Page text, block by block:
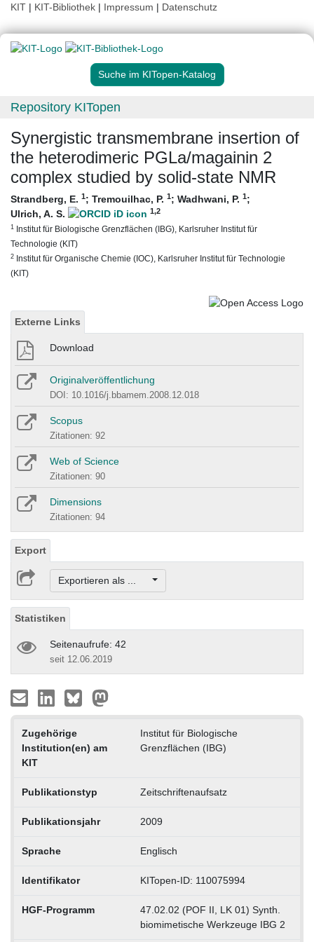
KIT | KIT-Bibliothek | Impressum | Datenschutz
Suche im KITopen-Katalog
Repository KITopen
Synergistic transmembrane insertion of
the heterodimeric PGLa/magainin 2
complex studied by solid-state NMR
Strandberg, E. 1; Tremouilhac, P. 1; Wadhwani, P. 1;
Ulrich, A. S.
1,2
1 Institut für Biologische Grenzflächen (IBG), Karlsruher Institut für
Technologie (KIT)
2 Institut für Organische Chemie (IOC), Karlsruher Institut für Technologie
(KIT)
Externe Links
Download
Originalveröffentlichung
DOI: 10.1016/j.bbamem.2008.12.018
Scopus
Zitationen: 92
Web of Science
Zitationen: 90
Dimensions
Zitationen: 94
Export
Exportieren als ...
Statistiken
Seitenaufrufe: 42
seit 12.06.2019
Zugehörige
Institution(en) am
KIT
Institut für Biologische
Grenzflächen (IBG)
Publikationstyp Zeitschriftenaufsatz
Publikationsjahr 2009
Sprache Englisch
Identifikator KITopen-ID: 110075994
HGF-Programm
47.02.02 (POF II, LK 01) Synth.
biomimetische Werkzeuge IBG 2